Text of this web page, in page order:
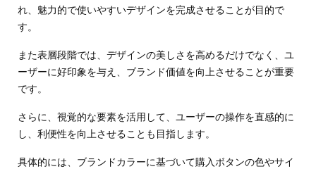
れ、魅力的で使いやすいデザインを完成させることが目的で
す。
また表層段階では、デザインの美しさを高めるだけでなく、ユ
ーザーに好印象を与え、ブランド価値を向上させることが重要
です。
さらに、視覚的な要素を活用して、ユーザーの操作を直感的に
し、利便性を向上させることも目指します。
具体的には、ブランドカラーに基づいて購入ボタンの色やサイ